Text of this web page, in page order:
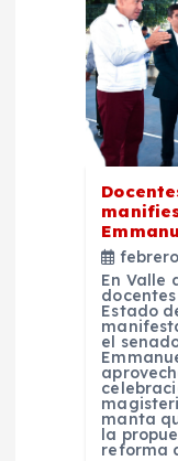
En Valle
Estado
el
manta
la
reforma